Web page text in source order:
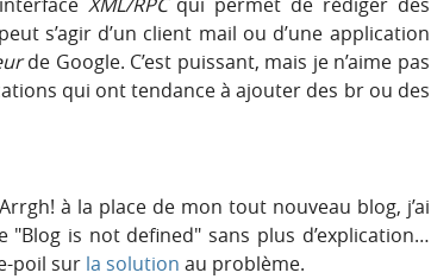
XML/RPCqui permet de rédiger des
s’agir d’un client mail ou d’une application
de Google. C’est puissant, mais je n’aime pas
qui ont tendance à ajouter des br ou des
à la place de mon tout nouveau blog, j’ai
Blog is not defined
sans plus d’explication…
poil sur la solution au problème.